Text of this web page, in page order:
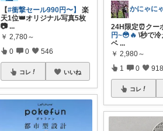
【#衝撃セール990円〜】
楽
天1位👑オリジナル写真5枚
📷️...
￥ 2,780～
0 0 546
コレ いいね
24H限定⏰クー
円~😳🔥 \秒で冷
ベ ...
￥ 2,980～
1 0 918
コレ